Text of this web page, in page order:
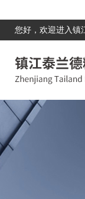
您好，欢迎进入镇